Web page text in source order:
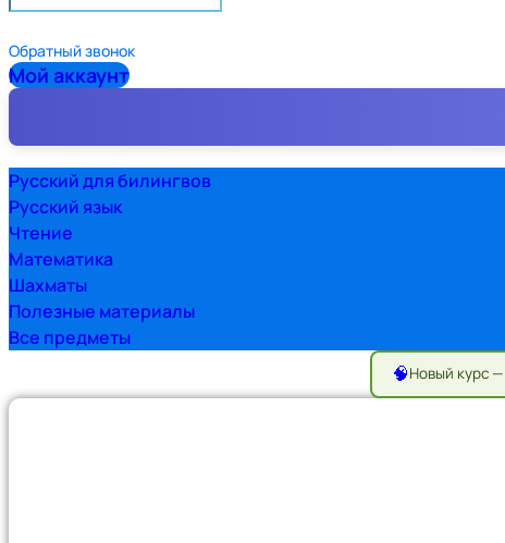
Обратный звонок
Мой аккаунт
Русский для билингвов
Русский язык
Чтение
Математика
Шахматы
Полезные материалы
Все предметы
🧠Новый курс —